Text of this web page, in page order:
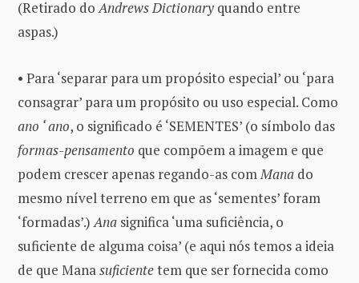
(Retirado doAndrews Dictionary quando entre
aspas.)
• Para ‘separar para um propósito especial’ ou ‘para
consagrar’ para um propósito ou uso especial. Como
ano ‘ ano, o significado é ‘SEMENTES’ (o símbolo das
formas-pensamento que compõem a imagem e que
podem crescer apenas regando-as comMana do
mesmo nível terreno em que as ‘sementes’ foram
‘formadas’.)Ana significa ‘uma suficiência, o
suficiente de alguma coisa’ (e aqui nós temos a ideia
de que Manasuficientetem que ser fornecida como